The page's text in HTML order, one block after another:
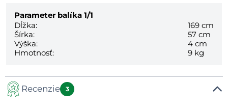
Parameter balíka 1/1
Dĺžka:
169 cm
Šírka:
57 cm
Výška:
4 cm
Hmotnosť:
9 kg
Recenzie 3